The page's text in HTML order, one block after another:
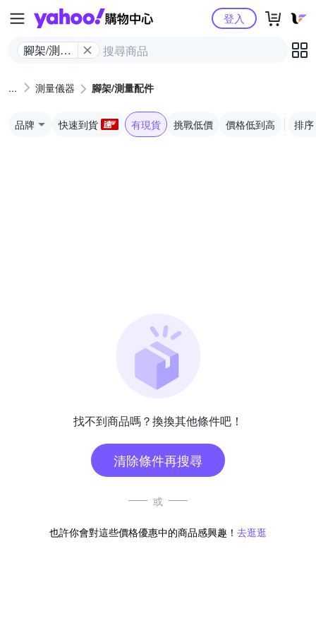
Yahoo購物中心
腳架/測量
登入
測量儀器 腳架/測量配件
品牌 快速到貨 有現貨 挑戰低價 價格低到高 排序
找不到商品嗎？換換其他條件吧！
清除條件再搜尋
或
也許你會對這些價格優惠中的商品感興趣！ 去逛逛